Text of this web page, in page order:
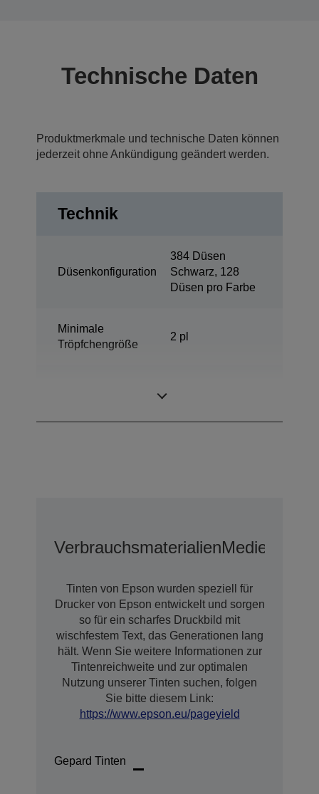
Technische Daten
Produktmerkmale und technische Daten können
jederzeit ohne Ankündigung geändert werden.
Technik
Düsenkonfiguration
384 Düsen
Schwarz, 128
Düsen pro Farbe
Minimale
Tröpfchengröße
2 pl
VerbrauchsmaterialienMedien
Tinten von Epson wurden speziell für
Drucker von Epson entwickelt und sorgen
so für ein scharfes Druckbild mit
wischfestem Text, das Generationen lang
hält. Wenn Sie weitere Informationen zur
Tintenreichweite und zur optimalen
Nutzung unserer Tinten suchen, folgen
Sie bitte diesem Link:
https://www.epson.eu/pageyield
Gepard Tinten